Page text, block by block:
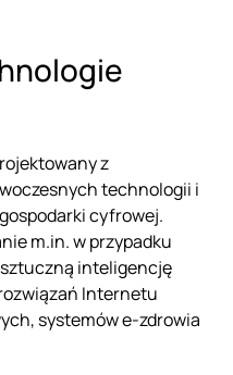
z
technologii i
cyfrowej.
m.in. w przypadku
inteligencję
Internetu
systemów e-zdrowia